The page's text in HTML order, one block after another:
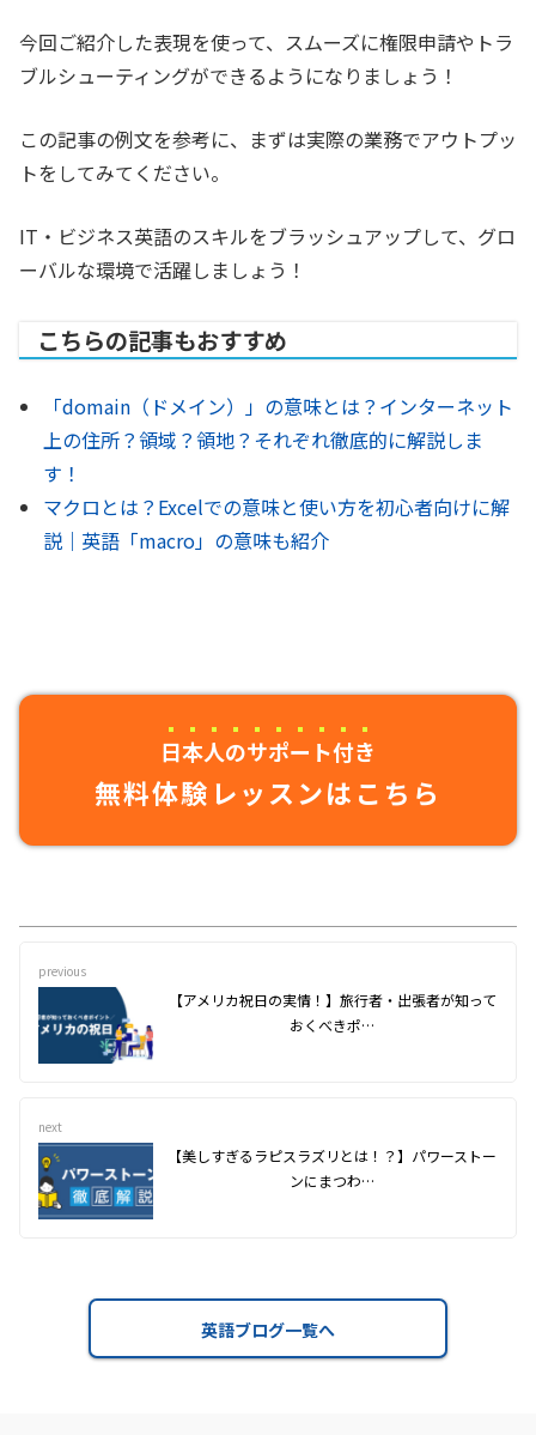
今回ご紹介した表現を使って、スムーズに権限申請やトラ
ブルシューティングができるようになりましょう！
この記事の例文を参考に、まずは実際の業務でアウトプッ
トをしてみてください。
IT・ビジネス英語のスキルをブラッシュアップして、グロ
ーバルな環境で活躍しましょう！
こちらの記事もおすすめ
「domain（ドメイン）」の意味とは？インターネット
上の住所？領域？領地？それぞれ徹底的に解説しま
す！
マクロとは？Excelでの意味と使い方を初心者向けに解
説｜英語「macro」の意味も紹介
日本人のサポート付き
無料体験レッスンはこちら
previous
【アメリカ祝日の実情！】旅行者・出張者が知って
おくべきポ…
next
【美しすぎるラピスラズリとは！？】パワーストー
ンにまつわ…
英語ブログ一覧へ